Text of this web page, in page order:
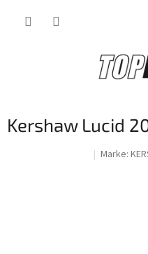
Kershaw Lucid
Marke: